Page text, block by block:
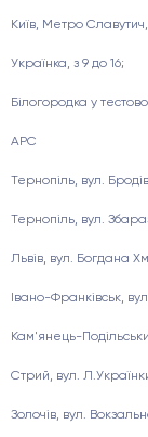
Київ, Метро Славутич,
Українка, з 9 до 16;
Білогородка у
АРС
Тернопіль, вул.
Тернопіль, вул.
Львів, вул. Богдана
Івано-Франківськ,
Кам'янець-
Стрий, вул.
Золочів, вул.